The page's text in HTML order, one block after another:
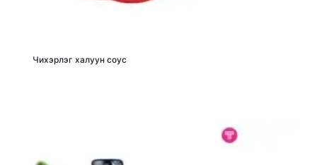
Чихэрлэг халуун соус